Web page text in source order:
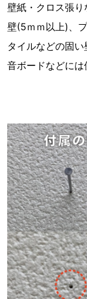
壁紙・クロス張
壁(5ｍｍ以上)、
タイルなどの固
音ボードなどには